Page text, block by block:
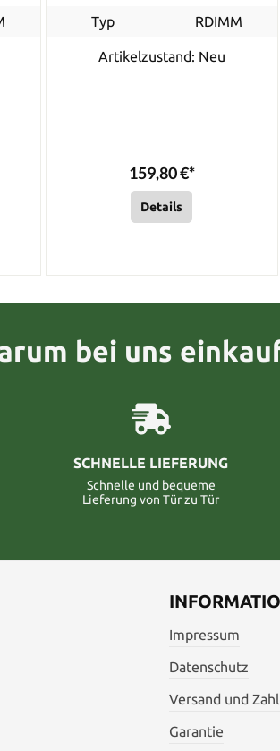
Typ
RDIMM
Artikelzustand: Neu
159,80 €*
Details
bei uns
SCHNELLE LIEFERUNG
Schnelle und bequeme
Lieferung von Tür zu Tür
Impressum
Datenschutz
Versand und
Garantie